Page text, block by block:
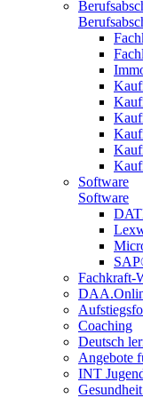
Software
Software
Fachkraft-
Coaching
Deutsch
Angebote
INT